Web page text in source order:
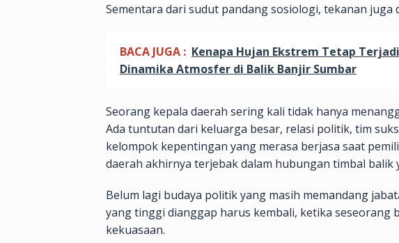
Sementara dari sudut pandang sosiologi, tekanan juga
BACA JUGA : Kenapa Hujan Ekstrem Tetap
Dinamika Atmosfer di Balik Banjir Sumbar
Seorang kepala daerah sering kali tidak hanya
Ada tuntutan dari keluarga besar, relasi politik, tim
kelompok kepentingan yang merasa berjasa saat
daerah akhirnya terjebak dalam hubungan timbal balik
Belum lagi budaya politik yang masih memandang
yang tinggi dianggap harus kembali, ketika seseorang
kekuasaan.